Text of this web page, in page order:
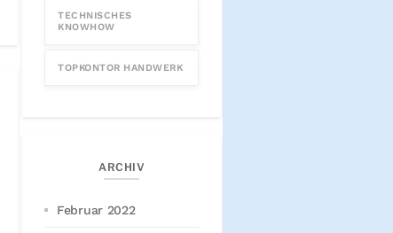
TECHNISCHES
KNOWHOW
TOPKONTOR HANDWERK
ARCHIV
Februar 2022